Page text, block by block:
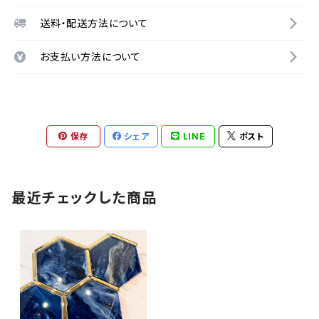
送料・配送方法について
お支払い方法について
保存 シェア LINE ポスト
最近チェックした商品